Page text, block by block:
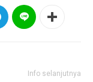
Info selanjutnya